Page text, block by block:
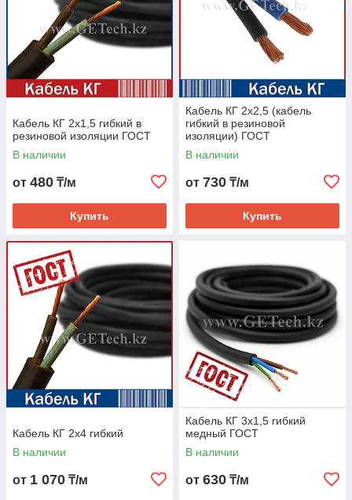
Кабель КГ 2х1,5 гибкий в
резиновой изоляции ГОСТ
В наличии
от 480 ₸/м
Купить
Кабель КГ 2х2,5 (кабель
гибкий в резиновой
изоляции) ГОСТ
В наличии
от 730 ₸/м
Купить
Кабель КГ 2х4 гибкий
В наличии
от 1 070 ₸/м
Кабель КГ 3х1,5 гибкий
медный ГОСТ
В наличии
от 630 ₸/м